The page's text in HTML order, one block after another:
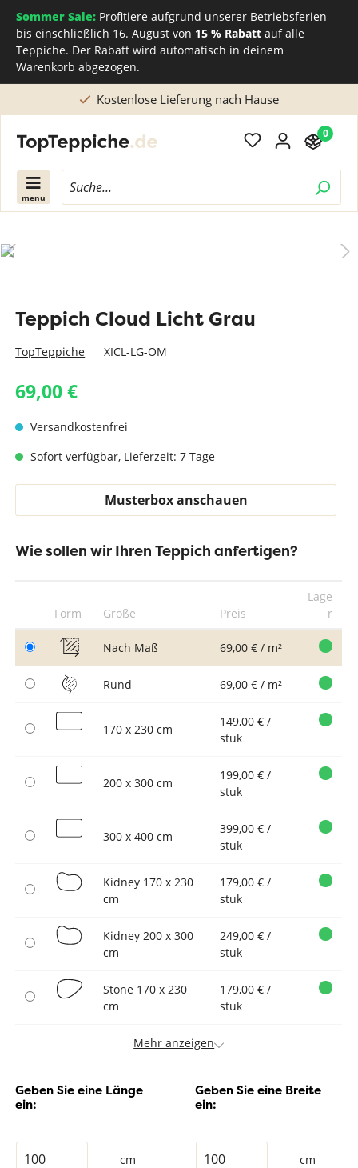
Sommer Sale: Profitiere aufgrund unserer Betriebsferien
bis einschließlich 16. August von 15 % Rabatt auf alle
Teppiche. Der Rabatt wird automatisch in deinem
Warenkorb abgezogen.
Kostenlose Lieferung nach Hause
menu
0
Teppich Cloud Licht Grau
TopTeppiche XICL-LG-OM
69,00 €
Versandkostenfrei
Sofort verfügbar, Lieferzeit: 7 Tage
Musterbox anschauen
Wie sollen wir Ihren Teppich anfertigen?
Form Größe Preis
Lage
r
Nach Maß 69,00 € / m²
Rund 69,00 € / m²
170 x 230 cm
149,00 € /
stuk
200 x 300 cm
199,00 € /
stuk
300 x 400 cm
399,00 € /
stuk
Kidney 170 x 230
cm
179,00 € /
stuk
Kidney 200 x 300
cm
249,00 € /
stuk
Stone 170 x 230
cm
179,00 € /
stuk
Mehr anzeigen
Geben Sie eine Länge
ein:
cm
Geben Sie eine Breite
ein:
cm